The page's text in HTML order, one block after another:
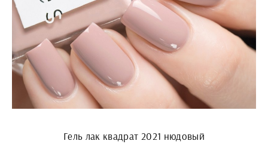
Гель лак квадрат 2021 нюдовый